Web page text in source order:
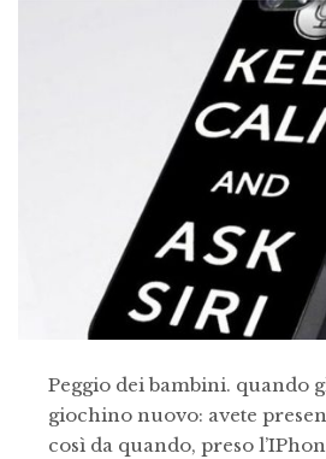
Peggio dei bambini. quando
giochino nuovo: avete
così da quando, preso